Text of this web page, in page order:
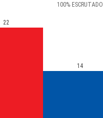
100%ESCRUTADO
22
14